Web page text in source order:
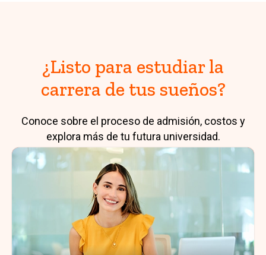
¿Listo para estudiar la
carrera de tus sueños?
Conoce sobre el proceso de admisión, costos y
explora más de tu futura universidad.